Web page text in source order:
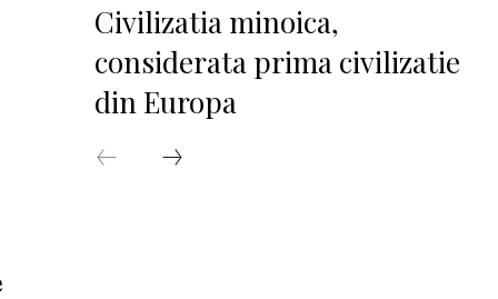
Civilizatia minoica,
considerata prima civilizatie
din Europa